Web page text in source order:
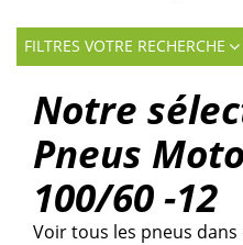
FILTRES VOTRE RECHERCHE
Notre
Pneus
100/60 -12
Voir tous les pneus